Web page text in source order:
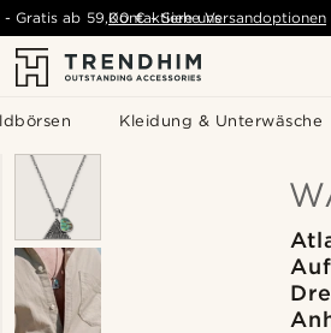
Kleidung & Unterwäsche
-Gratis ab 59,00 € - Siehe Versandoptionen
Kontaktiere uns